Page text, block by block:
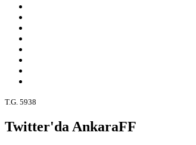
T.G. 5938
Twitter'da AnkaraFF